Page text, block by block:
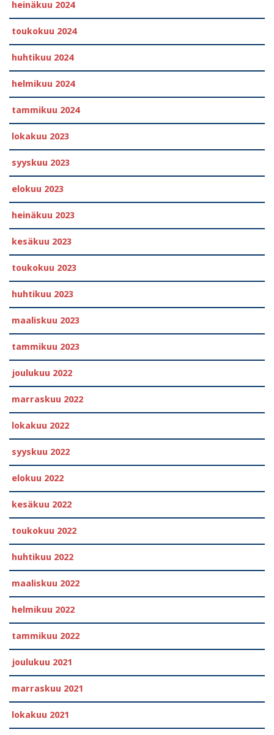
heinäkuu 2024
toukokuu 2024
huhtikuu 2024
helmikuu 2024
tammikuu 2024
lokakuu 2023
syyskuu 2023
elokuu 2023
heinäkuu 2023
kesäkuu 2023
toukokuu 2023
huhtikuu 2023
maaliskuu 2023
tammikuu 2023
joulukuu 2022
marraskuu 2022
lokakuu 2022
syyskuu 2022
elokuu 2022
kesäkuu 2022
toukokuu 2022
huhtikuu 2022
maaliskuu 2022
helmikuu 2022
tammikuu 2022
joulukuu 2021
marraskuu 2021
lokakuu 2021